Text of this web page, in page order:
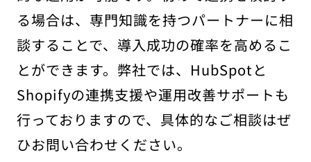
る場合は、専門知識を持つパートナーに相
談することで、導入成功の確率を高めるこ
とができます。弊社では、HubSpotと
Shopifyの連携支援や運用改善サポートも
行っておりますので、具体的なご相談はぜ
ひお問い合わせください。